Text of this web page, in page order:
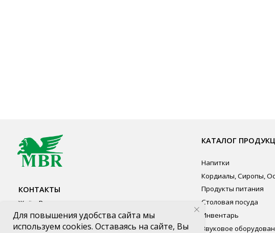
Ждём Вас в выставочном зале
г. Калининград, ул. Дзержинского, д. 125
777-987
Профессиональная химия
Одноразовая посуда и упаковка
Инвентарь
Оборудование
Мебель из нержавеющей стали
Для повышения удобства сайта мы
используем cookies. Оставаясь на сайте, Вы